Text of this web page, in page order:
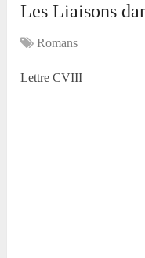
Les Liaisons
Romans
Lettre CVIII